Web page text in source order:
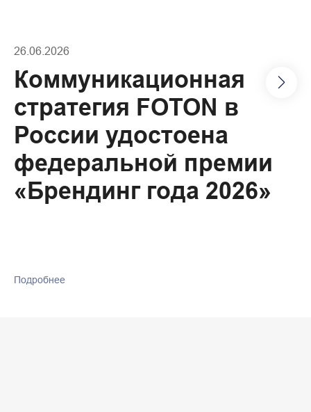
26.06.2026
Коммуникационная
стратегия FOTON в
России удостоена
федеральной премии
«Брендинг года 2026»
Подробнее